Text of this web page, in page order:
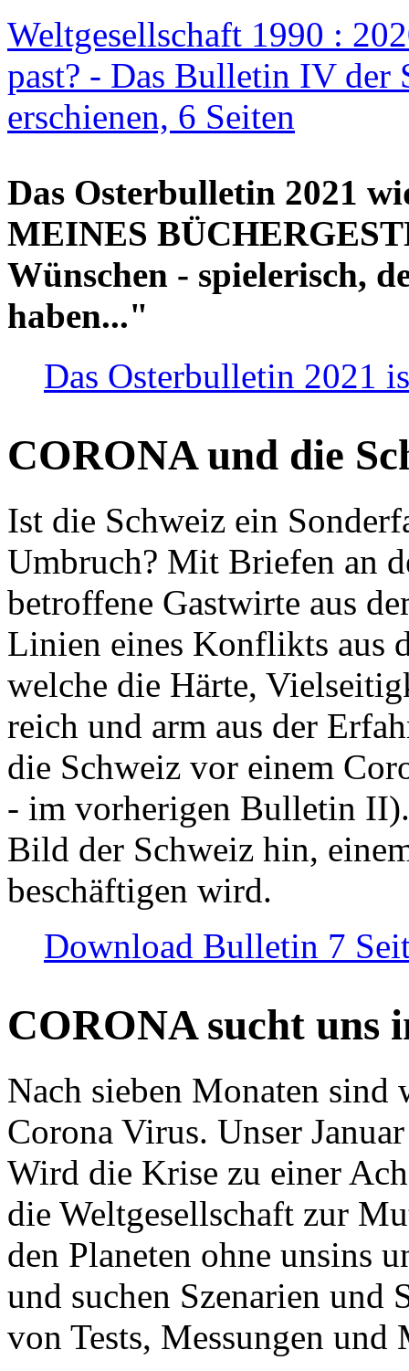
Weltgesellschaft 1990 :
past? - Das Bulletin IV der
erschienen, 6 Seiten
Das Osterbulletin 2021
MEINES
Wünschen - spielerisch,
haben..."
Das Osterbulletin 2021
CORONA und die
Ist die Schweiz ein
Umbruch? Mit Briefen an
betroffene Gastwirte aus
Linien eines Konflikts aus
welche die Härte,
reich und arm aus der
die Schweiz vor einem
- im vorherigen Bulletin
Bild der Schweiz hin,
beschäftigen wird.
Download Bulletin 7
CORONA sucht uns
Nach sieben Monaten
Corona Virus. Unser
Wird die Krise zu einer
die Weltgesellschaft zur
den Planeten ohne unsins
und suchen Szenarien und
von Tests, Messungen und